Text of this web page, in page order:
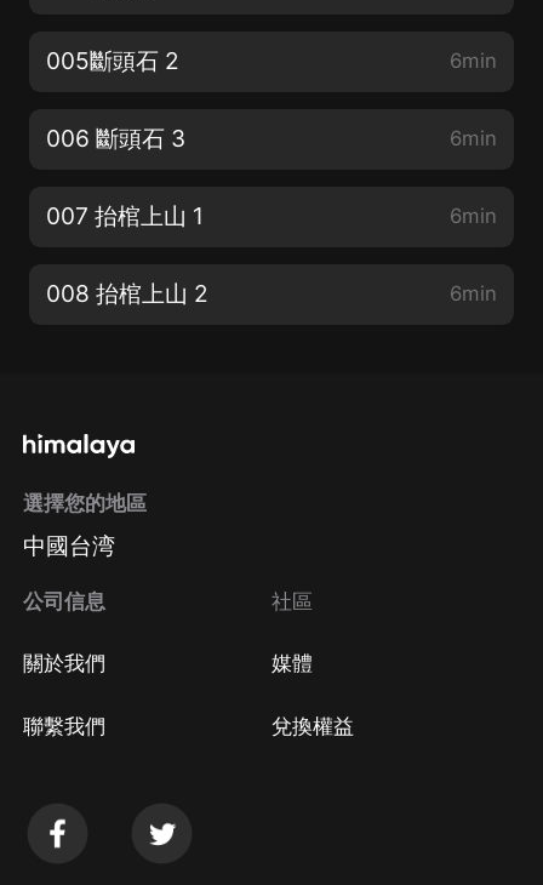
005斷頭石 2 6min
006 斷頭石 3 6min
007 抬棺上山 1 6min
008 抬棺上山 2 6min
選擇您的地區
中國台湾
公司信息
關於我們
聯繫我們
社區
媒體
兌換權益